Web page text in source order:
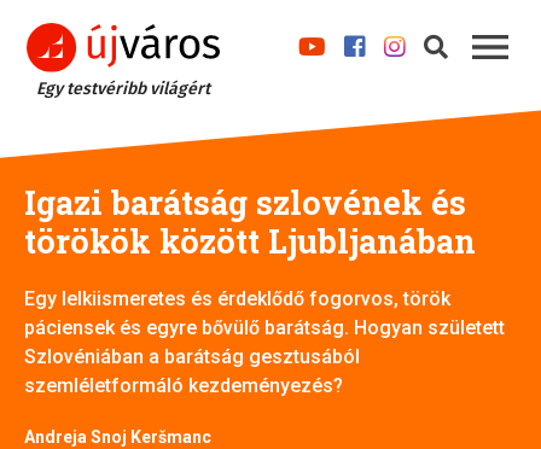
Egy testvéribb világért
Igazi barátság szlovének és
törökök között Ljubljanában
Egy lelkiismeretes és érdeklődő fogorvos, török
páciensek és egyre bővülő barátság. Hogyan született
Szlovéniában a barátság gesztusából
szemléletformáló kezdeményezés?
Andreja Snoj Keršmanc